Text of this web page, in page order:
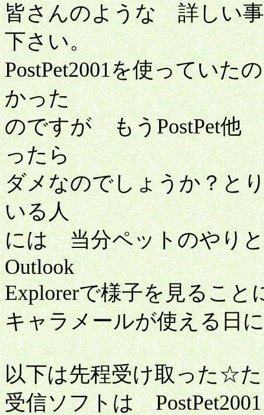
皆さんのような 詳しい
下さい。
PostPet2001を使ってい
かった
のですが もうPostPet他
ったら
ダメなのでしょうか？と
いる人
には 当分ペットのやり
Outlook
Explorerで様子を見るこ
キャラメールが使える日
以下は先程受け取った☆
受信ソフトは